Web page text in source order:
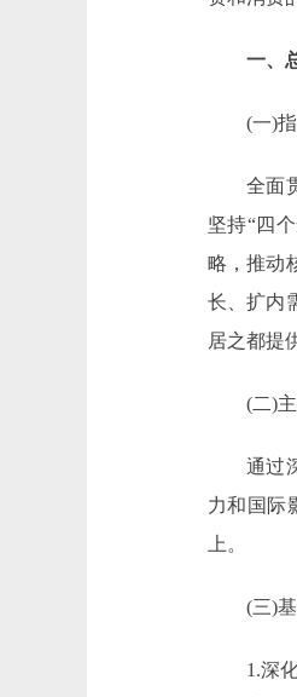
一、
(一)指
全面贯
坚持“四
略，推动
长、扩内
居之都提
(二)主
通过深
力和国际
上。
(三)基
1.深化